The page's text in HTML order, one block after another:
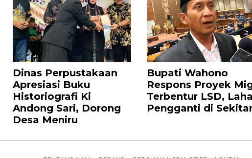
Dinas Perpustakaan
Apresiasi Buku
Historiografi Ki
Andong Sari, Dorong
Desa Meniru
Bupati Wahono
Respons Proyek
Terbentur LSD,
Pengganti di